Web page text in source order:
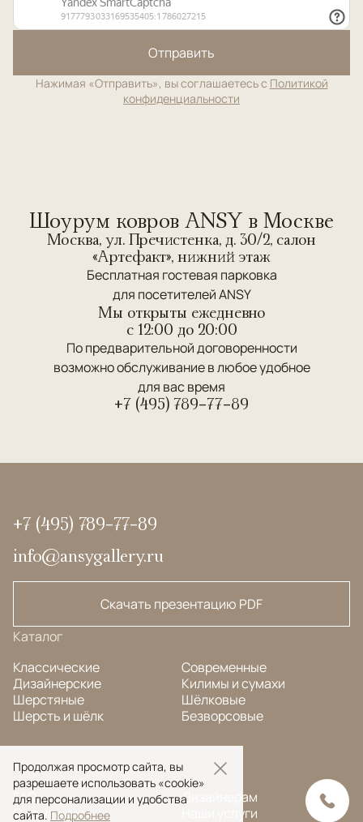
Отправить
Нажимая «Отправить», вы соглашаетесь с Политикой
конфиденциальности
Шоурум ковров ANSY в Москве
Москва, ул. Пречистенка, д. 30/2, салон
«Артефакт», нижний этаж
Бесплатная гостевая парковка
для посетителей ANSY
Мы открыты ежедневно
c 12:00 до 20:00
По предварительной договоренности
возможно обслуживание в любое удобное
для вас время
+7 (495) 789-77-89
+7 (495) 789-77-89
info@ansygallery.ru
Скачать презентацию PDF
Каталог
Классические
Дизайнерские
Шерстяные
Шерсть и шёлк
Современные
Килимы и сумахи
Шёлковые
Безворсовые
Меню
FAQ
О компании
Дизайнерам
Наши услуги
Продолжая просмотр сайта, вы
разрешаете использовать «cookie»
для персонализации и удобства
сайта. Подробнее